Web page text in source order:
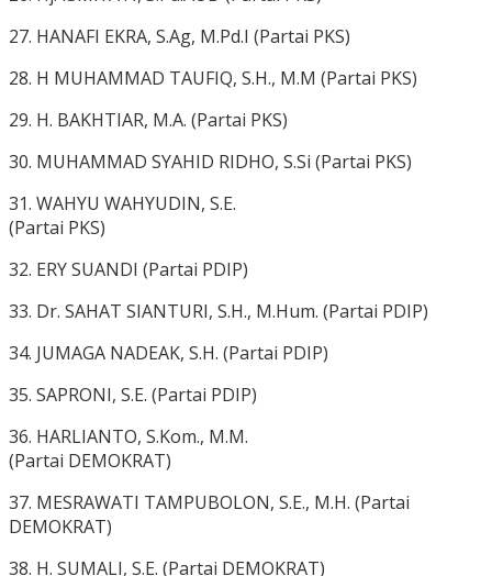
27. HANAFI EKRA, S.Ag, M.Pd.I (Partai PKS)
28. H MUHAMMAD TAUFIQ, S.H., M.M (Partai PKS)
29. Η. ΒΑΚΗTIAR, Μ.Α. (Partai PKS)
30. MUHAMMAD SYAHID RIDHO, S.Si (Partai PKS)
31. WAHYU WAHYUDIN, S.E.
(Partai PKS)
32. ERY SUANDI (Partai PDIP)
33. Dr. SAHAT SIANTURI, S.H., M.Hum. (Partai PDIP)
34. JUMAGA NADEAK, S.H. (Partai PDIP)
35. SAPRONI, S.E. (Partai PDIP)
36. HARLIANTO, S.Kom., M.M.
(Partai DEMOKRAT)
37. MESRAWATI TAMPUBOLON, S.E., M.H. (Partai
DEMOKRAT)
38. H. SUMALI, S.E. (Partai DEMOKRAT)